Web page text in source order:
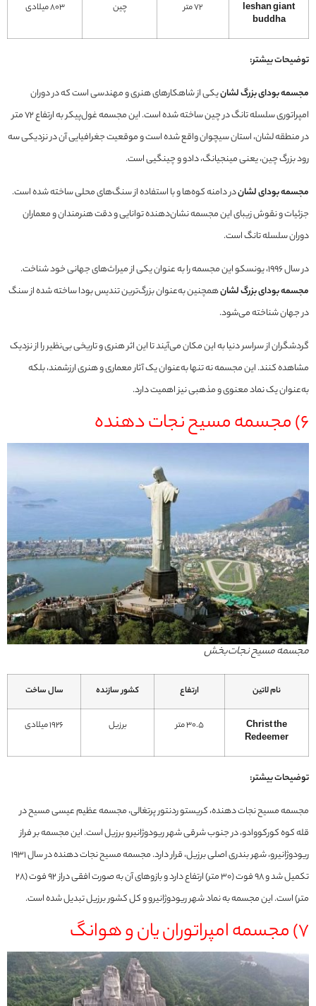
leshan giant
buddha
72 متر چین 803 میلادی
توضیحات بیشتر:
مجسمه بودای بزرگ لشانیکی از شاهکارهای هنری و مهندسی است که در دوران
امپراتوری سلسله تانگ در چین ساخته شده است. این مجسمه غول‌پیکر به ارتفاع ۷۲ متر
در منطقه لشان، استان سیچوان واقع شده است و موقعیت جغرافیایی آن در نزدیکی سه
رود بزرگ چین، یعنی مینجیانگ، دادو و چینگیی است.
مجسمه بودای لشاندر دامنه کوه‌ها و با استفاده از سنگ‌های محلی ساخته شده است.
جزئیات و نقوش زیبای این مجسمه نشان‌دهنده توانایی و دقت هنرمندان و معماران
دوران سلسله تانگ است.
در سال 1996، یونسکو این مجسمه را به عنوان یکی از میراث‌های جهانی خود شناخت.
مجسمه بودای بزرگ لشانهمچنین به‌عنوان بزرگ‌ترین تندیس بودا ساخته شده از سنگ
در جهان شناخته می‌شود.
گردشگران از سراسر دنیا به این مکان می‌آیند تا این اثر هنری و تاریخی بی‌نظیر را از نزدیک
مشاهده کنند. این مجسمه نه تنها به‌عنوان یک آثار معماری و هنری ارزشمند، بلکه
به‌عنوان یک نماد معنوی و مذهبی نیز اهمیت دارد.
6) مجسمه مسیح نجات دهنده
مجسمه‌ مسیح نجات‌بخش
نام لاتین ارتفاع کشور سازنده سال ساخت
Christ the
Redeemer
30.5 متر برزیل 1926 میلادی
توضیحات بیشتر:
مجسمه مسیح نجات دهنده، کریستو ردنتور پرتغالی، مجسمه عظیم عیسی مسیح در
قله کوه کورکووادو، در جنوب شرقی شهر ریودوژانیرو برزیل است. این مجسمه بر فراز
ریودوژانیرو، شهر بندری اصلی برزیل، قرار دارد. مجسمه مسیح نجات دهنده در سال 1931
تکمیل شد و 98 فوت (30 متر) ارتفاع دارد و بازوهای آن به صورت افقی دراز 92 فوت (28
متر) است. این مجسمه به نماد شهر ریودوژانیرو و کل کشور برزیل تبدیل شده است.
7) مجسمه امپراتوران یان و هوانگ